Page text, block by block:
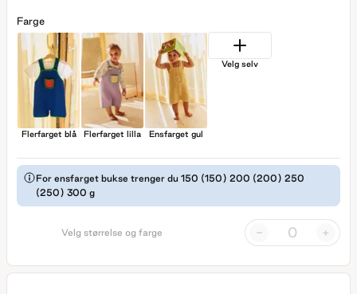
Farge
Flerfarget blå Flerfarget lilla Ensfarget gul
Velg selv
For ensfarget bukse trenger du 150 (150) 200 (200) 250
(250) 300 g
Velg størrelse og farge - +